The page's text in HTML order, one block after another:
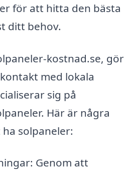
för att hitta den bästa
ditt behov.
kostnad.se, gör
med lokala
sig på
Här är några
solpaneler:
Genom att